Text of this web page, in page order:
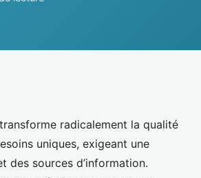
radicalement la qualité
uniques, exigeant une
des sources d’information.